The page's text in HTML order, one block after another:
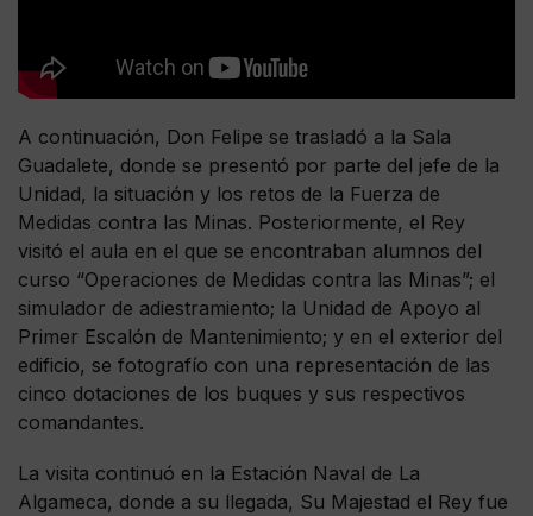
A continuación, Don Felipe se trasladó a la Sala
Guadalete, donde se presentó por parte del jefe de la
Unidad, la situación y los retos de la Fuerza de
Medidas contra las Minas. Posteriormente, el Rey
visitó el aula en el que se encontraban alumnos del
curso “Operaciones de Medidas contra las Minas”; el
simulador de adiestramiento; la Unidad de Apoyo al
Primer Escalón de Mantenimiento; y en el exterior del
edificio, se fotografío con una representación de las
cinco dotaciones de los buques y sus respectivos
comandantes.
La visita continuó en la Estación Naval de La
Algameca, donde a su llegada, Su Majestad el Rey fue